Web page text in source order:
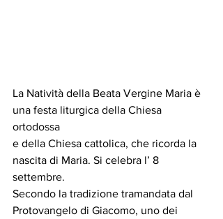
La Natività della Beata Vergine Maria è
una festa liturgica della Chiesa
ortodossa
e della Chiesa cattolica, che ricorda la
nascita di Maria. Si celebra l’ 8
settembre.
Secondo la tradizione tramandata dal
Protovangelo di Giacomo, uno dei